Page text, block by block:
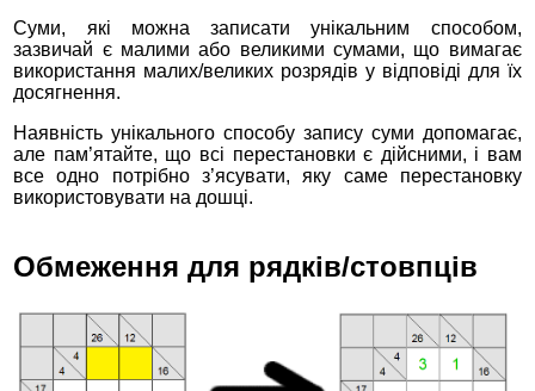
Суми, які можна записати унікальним способом,
зазвичай є малими або великими сумами, що вимагає
використання малих/великих розрядів у відповіді для їх
досягнення.
Наявність унікального способу запису суми допомагає,
але пам’ятайте, що всі перестановки є дійсними, і вам
все одно потрібно з’ясувати, яку саме перестановку
використовувати на дошці.
Обмеження для рядків/стовпців